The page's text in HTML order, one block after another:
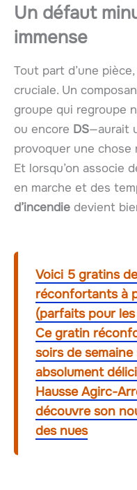
Un défaut
immense
Tout part d’une
cruciale. Un
groupe qui regroupe
ou encore DS—aurait
provoquer une chose
Et lorsqu’on associe
en marche et des
d’incendie devient
Voici 5 gratins
réconfortants à
(parfaits pour
Ce gratin
soirs de
absolument
Hausse Agirc-
découvre son
des nues